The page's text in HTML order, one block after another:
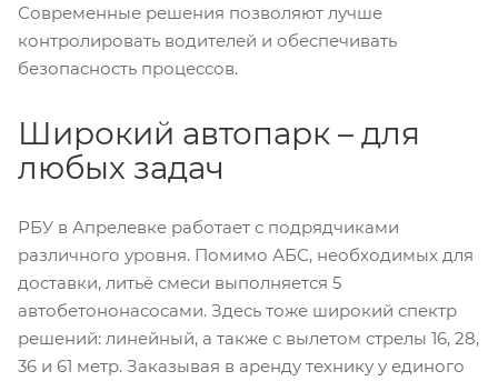
Современные решения позволяют лучше
контролировать водителей и обеспечивать
безопасность процессов.
Широкий автопарк – для
любых задач
РБУ в Апрелевке работает с подрядчиками
различного уровня. Помимо АБС, необходимых для
доставки, литьё смеси выполняется 5
автобетононасосами. Здесь тоже широкий спектр
решений: линейный, а также с вылетом стрелы 16, 28,
36 и 61 метр. Заказывая в аренду технику у единого